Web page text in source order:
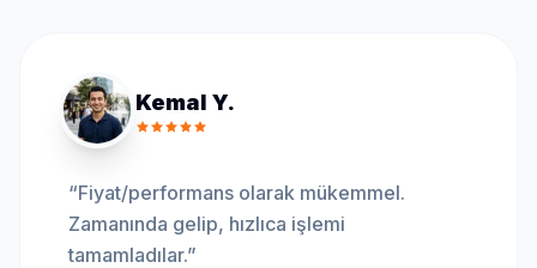
Kemal Y.
“Fiyat/performans olarak mükemmel.
Zamanında gelip, hızlıca işlemi
tamamladılar.”